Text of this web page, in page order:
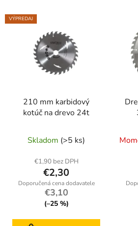
e
V
ý
VÝPREDAJ
210 mm karbidový
kotúč na drevo 24t
Skladom (>5 ks)
€1,90 bez DPH
€2,30
€3,10
(–25 %)